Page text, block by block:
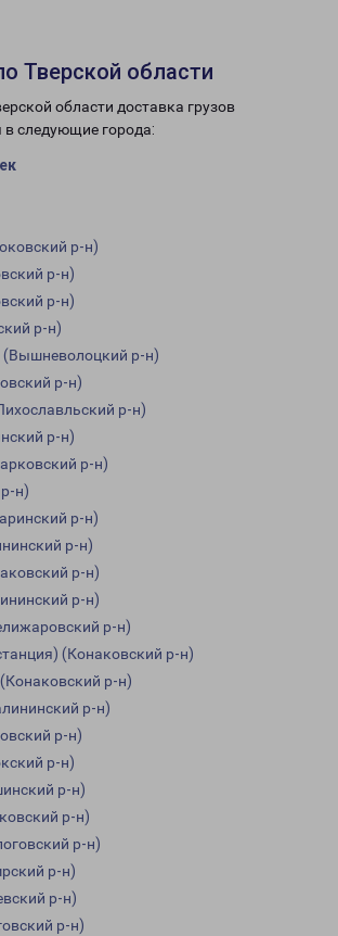
Тверской области
области доставка грузов
в следующие города:
р-н)
р-н)
р-н)
р-н)
(Вышневолоцкий р-н)
р-н)
р-н)
р-н)
р-н)
н)
р-н)
р-н)
р-н)
р-н)
р-н)
(Конаковский р-н)
р-н)
р-н)
р-н)
р-н)
р-н)
р-н)
р-н)
р-н)
р-н)
р-н)